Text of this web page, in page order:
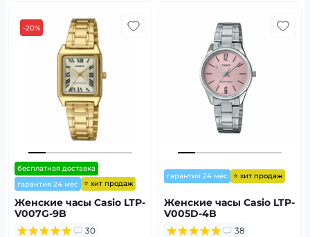
-20%
бесплатная доставка
гарантия 24 мес
⭐ хит продаж
Женские часы Casio LTP-
V007G-9B
30
гарантия 24 мес ⭐ хит продаж
Женские часы Casio LTP-
V005D-4B
38